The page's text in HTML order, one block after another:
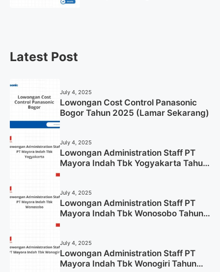
Latest Post
July 4, 2025
Lowongan Cost Control Panasonic
Bogor Tahun 2025 (Lamar Sekarang)
July 4, 2025
Lowongan Administration Staff PT
Mayora Indah Tbk Yogyakarta Tahun
July 4, 2025
Lowongan Administration Staff PT
Mayora Indah Tbk Wonosobo Tahun
July 4, 2025
Lowongan Administration Staff PT
Mayora Indah Tbk Wonogiri Tahun